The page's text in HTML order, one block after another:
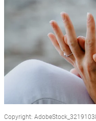
Copyright: